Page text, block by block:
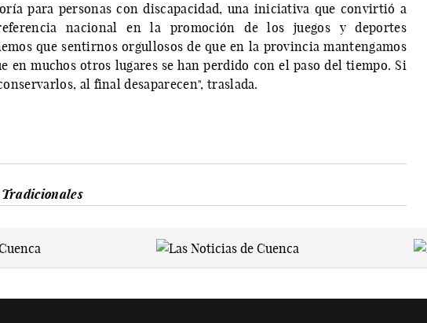
para personas con discapacidad, una iniciativa que convirtió a
nacional en la promoción de los juegos y deportes
que sentirnos orgullosos de que en la provincia mantengamos
en muchos otros lugares se han perdido con el paso del tiempo. Si
al final desaparecen", traslada.